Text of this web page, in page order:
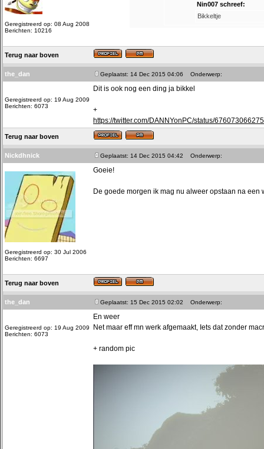
Geregistreerd op: 08 Aug 2008
Berichten: 10216
Nin007 schreef:
Bikkeltje
Terug naar boven
the_dan Geplaatst: 14 Dec 2015 04:06 Onderwerp:
Geregistreerd op: 19 Aug 2009
Berichten: 6073
Dit is ook nog een ding ja bikkel
+
https://twitter.com/DANNYonPC/status/
Terug naar boven
Nickdhnick Geplaatst: 14 Dec 2015 04:42 Onderwerp:
Geregistreerd op: 30 Jul 2006
Berichten: 6697
Goeie!
De goede morgen ik mag nu alweer opstaan na een
Terug naar boven
the_dan Geplaatst: 15 Dec 2015 02:02 Onderwerp:
Geregistreerd op: 19 Aug 2009
Berichten: 6073
En weer
Net maar eff mn werk afgemaakt, Iets dat zonder
+ random pic